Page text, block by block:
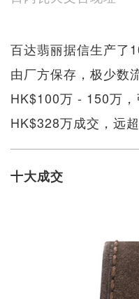
百达翡丽据信生产了
由厂方保存，极少数
HK$100万 - 150万
HK$328万成交，远超
十大成交